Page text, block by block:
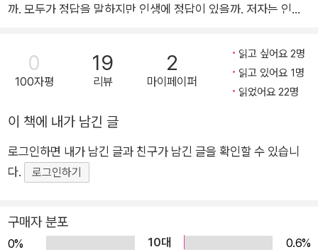
까. 모두가 정답을 말하지만 인생에 정답이 있을까. 저자는 인생
라는 길을 함께 걷는 동료로서 독자에게 너무 무리하지 않도록 담
담하게 권유한다. ‘여전히 자주 실패하는 삶’을 살지만 그래도 한
걸음씩 내딛는 우리를 위한 작은 시도들을 찬찬히 소개하면서, 행
서. 회사와 가정 그리고 스스로의 문제들로 가득한 세상에서 우리
에게 필요한 건 정답보다 나만 그런 게 아니었구나, 하는 안심일
지도 모른다. 저자의 성격처럼 사려 깊고 정성스러운 언어들이 당
보통 일상에 여백을 더하는 인사이트 “인생은 하나의 불안을 다
른 불안으로 대체하는 과정으로 보인다.” 알랭 드 보통의 말이다.
0
100자평
19
리뷰
2
마이페이퍼
읽고 싶어요 2명
읽고 있어요 1명
읽었어요 22명
이 책에 내가 남긴 글
로그인하면 내가 남긴 글과 친구가 남긴 글을 확인할 수 있습니
다.
로그인하기
구매자 분포
0% 10대 0.6%